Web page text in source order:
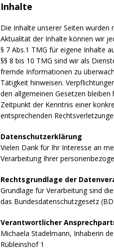
Inhalte
Die Inhalte unserer Seiten
Aktualität der Inhalte können wir
§ 7 Abs.1 TMG für eigene Inhalte
§§ 8 bis 10 TMG sind wir als
fremde Informationen zu
Tätigkeit hinweisen.
den allgemeinen Gesetzen
Zeitpunkt der Kenntnis einer
entsprechenden
Datenschutzerklärung
Vielen Dank für Ihr Interesse an
Verarbeitung Ihrer
Rechtsgrundlage der
Grundlage für Verarbeitung sind
das Bundesdatenschutzgesetz
Verantwortlicher
Michaela Stadelmann, Inhaberin
Rübleinshof 1